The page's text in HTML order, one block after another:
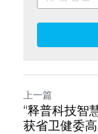
上一篇
“释普科技智
获省卫健委